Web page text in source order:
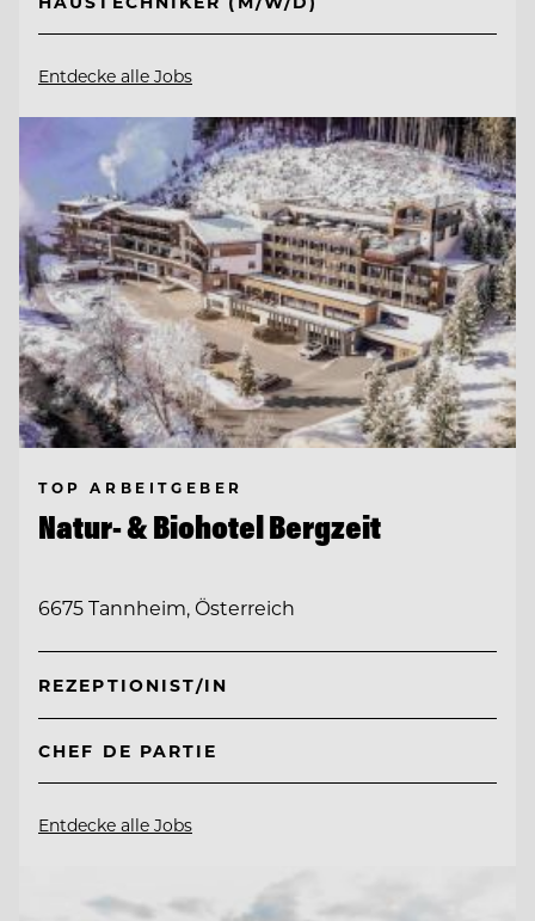
Entdecke alle Jobs
TOP ARBEITGEBER
Natur- & Biohotel Bergzeit
6675 Tannheim, Österreich
REZEPTIONIST/IN
CHEF DE PARTIE
Entdecke alle Jobs